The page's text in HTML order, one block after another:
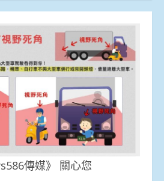
傳媒》 關心您